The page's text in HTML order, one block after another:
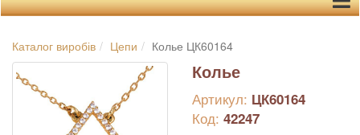
Каталог виробів Цепи Колье ЦК60164
Колье
Артикул: ЦК60164
Код: 42247